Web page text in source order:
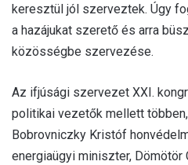
keresztül jól szerveztek. Úgy
a hazájukat szerető és arra
közösségbe szervezése.
Az ifjúsági szervezet XXI.
politikai vezetők mellett
Bobrovniczky Kristóf
energiaügyi miniszter, Dömötör